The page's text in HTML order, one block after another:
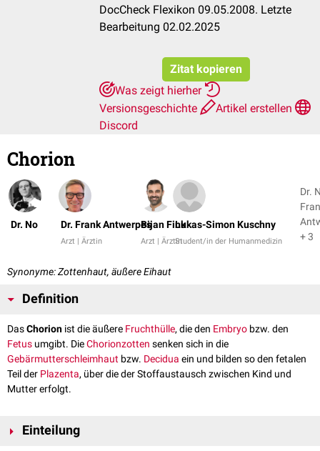
DocCheck Flexikon 09.05.2008. Letzte
Bearbeitung 02.02.2025
Zitat kopieren
Was zeigt hierher
Versionsgeschichte
Artikel erstellen
Discord
Chorion
Dr. No Dr. Frank Antwerpes
Arzt | Ärztin
Bijan Fink
Arzt | Ärztin
Lukas-Simon Kuschny
Student/in der Humanmedizin
Dr.
+ 3
Synonyme: Zottenhaut, äußere Eihaut
Definition
DasChorion ist die äußere Fruchthülle, die den Embryo bzw. den
Fetus umgibt. DieChorionzotten senken sich in die
Gebärmutterschleimhaut bzw. Decidua ein und bilden so den fetalen
Teil der Plazenta, über die der Stoffaustausch zwischen Kind und
Mutter erfolgt.
Einteilung